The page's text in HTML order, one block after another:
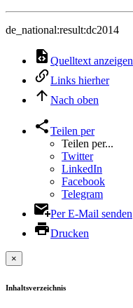
de_national:result:dc2014
Quelltext anzeigen
Links hierher
Nach oben
Teilen per
Teilen per...
Twitter
LinkedIn
Facebook
Telegram
Per E-Mail senden
Drucken
×
Inhaltsverzeichnis